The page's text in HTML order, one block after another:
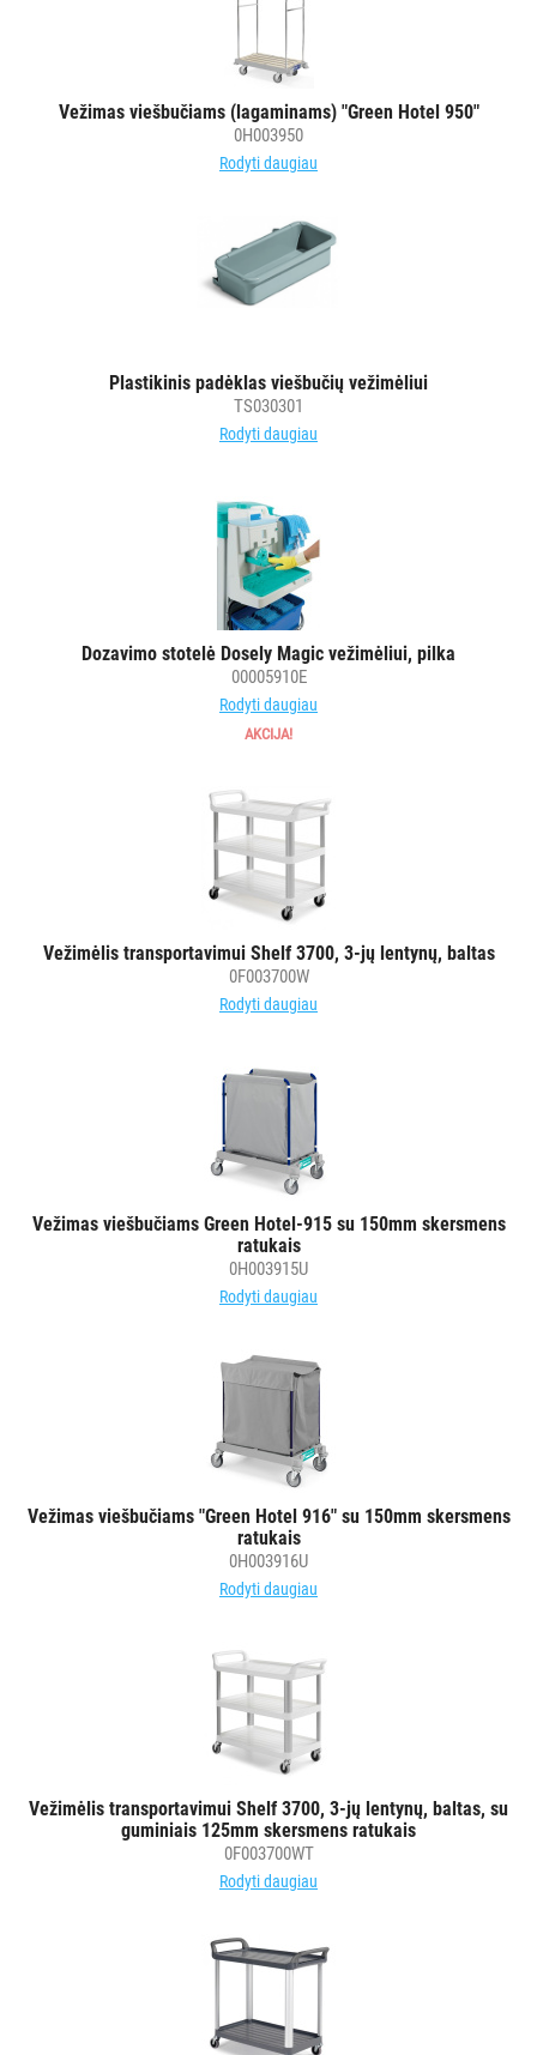
Vežimas viešbučiams (lagaminams) "Green Hotel 950"
0H003950
Rodyti daugiau
Plastikinis padėklas viešbučių vežimėliui
TS030301
Rodyti daugiau
Dozavimo stotelė Dosely Magic vežimėliui, pilka
00005910E
Rodyti daugiau
AKCIJA!
Vežimėlis transportavimui Shelf 3700, 3-jų lentynų, baltas
0F003700W
Rodyti daugiau
Vežimas viešbučiams Green Hotel-915 su 150mm skersmens
ratukais
0H003915U
Rodyti daugiau
Vežimas viešbučiams "Green Hotel 916" su 150mm skersmens
ratukais
0H003916U
Rodyti daugiau
Vežimėlis transportavimui Shelf 3700, 3-jų lentynų, baltas, su
guminiais 125mm skersmens ratukais
0F003700WT
Rodyti daugiau